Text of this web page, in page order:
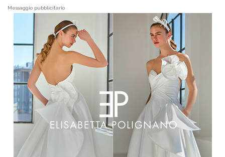
Messaggio pubblicitario